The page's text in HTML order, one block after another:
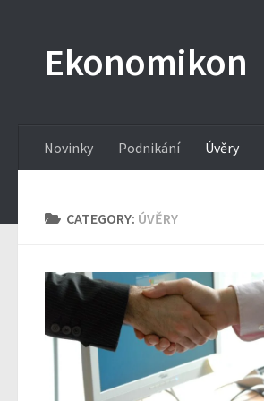
Ekonomikon
Novinky Podnikání Úvěry
CATEGORY: ÚVĚRY